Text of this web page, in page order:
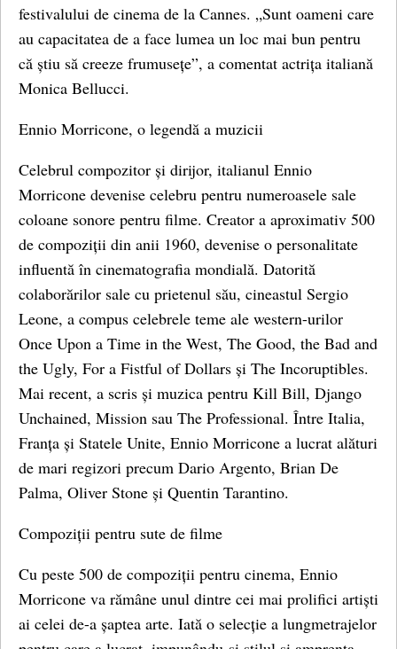
festivalului de cinema de la Cannes. „Sunt oameni care
au capacitatea de a face lumea un loc mai bun pentru
că știu să creeze frumusețe”, a comentat actrița italiană
Monica Bellucci.
Ennio Morricone, o legendă a muzicii
Celebrul compozitor și dirijor, italianul Ennio
Morricone devenise celebru pentru numeroasele sale
coloane sonore pentru filme. Creator a aproximativ 500
de compoziții din anii 1960, devenise o personalitate
influentă în cinematografia mondială. Datorită
colaborărilor sale cu prietenul său, cineastul Sergio
Leone, a compus celebrele teme ale western-urilor
Once Upon a Time in the West, The Good, the Bad and
the Ugly, For a Fistful of Dollars și The Incoruptibles.
Mai recent, a scris și muzica pentru Kill Bill, Django
Unchained, Mission sau The Professional. Între Italia,
Franța și Statele Unite, Ennio Morricone a lucrat alături
de mari regizori precum Dario Argento, Brian De
Palma, Oliver Stone și Quentin Tarantino.
Compoziții pentru sute de filme
Cu peste 500 de compoziții pentru cinema, Ennio
Morricone va rămâne unul dintre cei mai prolifici artiști
ai celei de-a șaptea arte. Iată o selecție a lungmetrajelor